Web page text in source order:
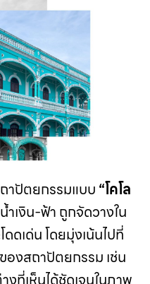
าปัตยกรรมแบบ“โคโล
ำเงิน-ฟ้า ถูกจัดวางใน
ดเด่น โดยมุ่งเน้นไปที่
องสถาปัตยกรรม เช่น